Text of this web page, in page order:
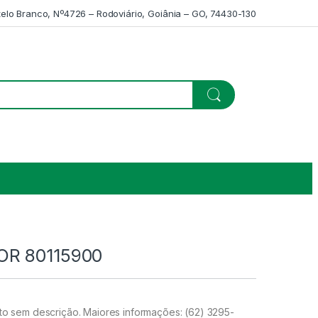
Branco, Nº4726 – Rodoviário, Goiânia – GO, 74430-130
80115900
sem descrição. Maiores informações: (62) 3295-